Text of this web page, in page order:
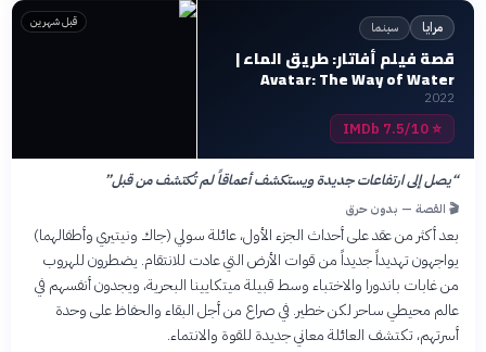
مرايا سينما
قصة فيلم أفاتار: طريق الماء |
Avatar: The Way of Water
2022
⭐
7.5/10 IMDb
قبل شهرين
“يصل إلى ارتفاعات جديدة ويستكشف أعماقاً لم تُكتشف من قبل”
🎬 القصة — بدون حرق
بعد أكثر من عقد على أحداث الجزء الأول، عائلة سولي (جاك ونيتيري وأطفالهما)
يواجهون تهديداً جديداً من قوات الأرض التي عادت للانتقام. يضطرون للهروب
من غابات باندورا والاختباء وسط قبيلة ميتكايينا البحرية، ويجدون أنفسهم في
عالم محيطي ساحر لكن خطير. في صراع من أجل البقاء والحفاظ على وحدة
أسرتهم، تكتشف العائلة معاني جديدة للقوة والانتماء.